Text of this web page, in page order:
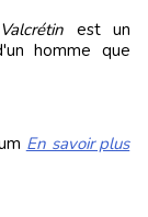
Valcrétin est un
homme que
En savoir plus